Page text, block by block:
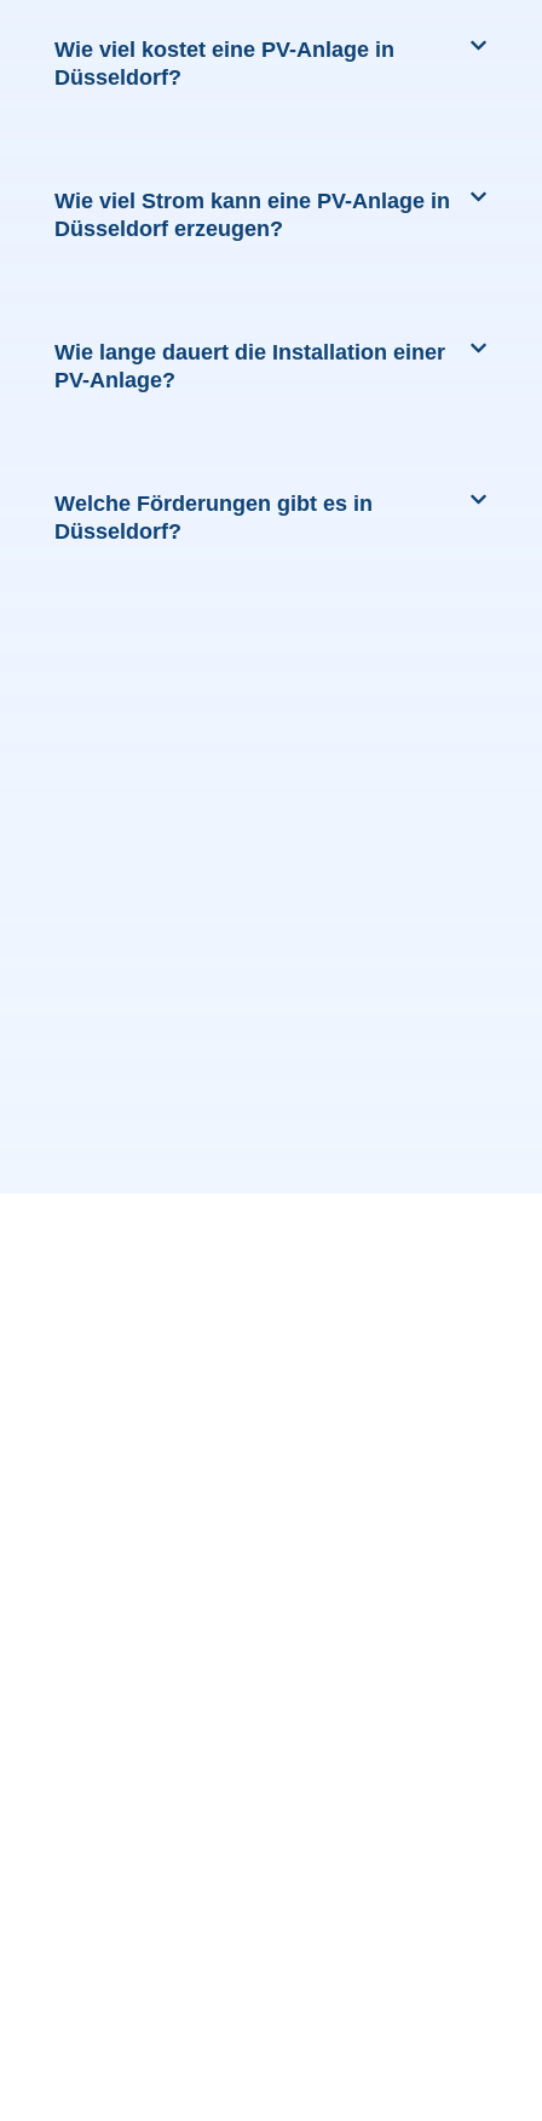
Wie viel kostet eine PV-Anlage in
Düsseldorf?
Wie viel Strom kann eine PV-Anlage in
Düsseldorf erzeugen?
Wie lange dauert die Installation einer
PV-Anlage?
Welche Förderungen gibt es in
Düsseldorf?